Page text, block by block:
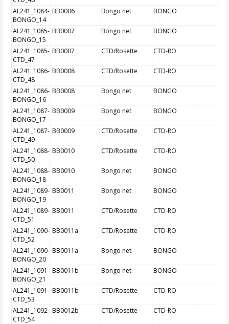
AL241_1084-
BONGO_14
BB0006 Bongo net BONGO
AL241_1085-
BONGO_15
BB0007 Bongo net BONGO
AL241_1085-
CTD_47
BB0007 CTD/Rosette CTD-RO
AL241_1086-
CTD_48
BB0008 CTD/Rosette CTD-RO
AL241_1086-
BONGO_16
BB0008 Bongo net BONGO
AL241_1087-
BONGO_17
BB0009 Bongo net BONGO
AL241_1087-
CTD_49
BB0009 CTD/Rosette CTD-RO
AL241_1088-
CTD_50
BB0010 CTD/Rosette CTD-RO
AL241_1088-
BONGO_18
BB0010 Bongo net BONGO
AL241_1089-
BONGO_19
BB0011 Bongo net BONGO
AL241_1089-
CTD_51
BB0011 CTD/Rosette CTD-RO
AL241_1090-
CTD_52
BB0011a CTD/Rosette CTD-RO
AL241_1090-
BONGO_20
BB0011a Bongo net BONGO
AL241_1091-
BONGO_21
BB0011b Bongo net BONGO
AL241_1091-
CTD_53
BB0011b CTD/Rosette CTD-RO
AL241_1092-
CTD_54
BB0012b CTD/Rosette CTD-RO